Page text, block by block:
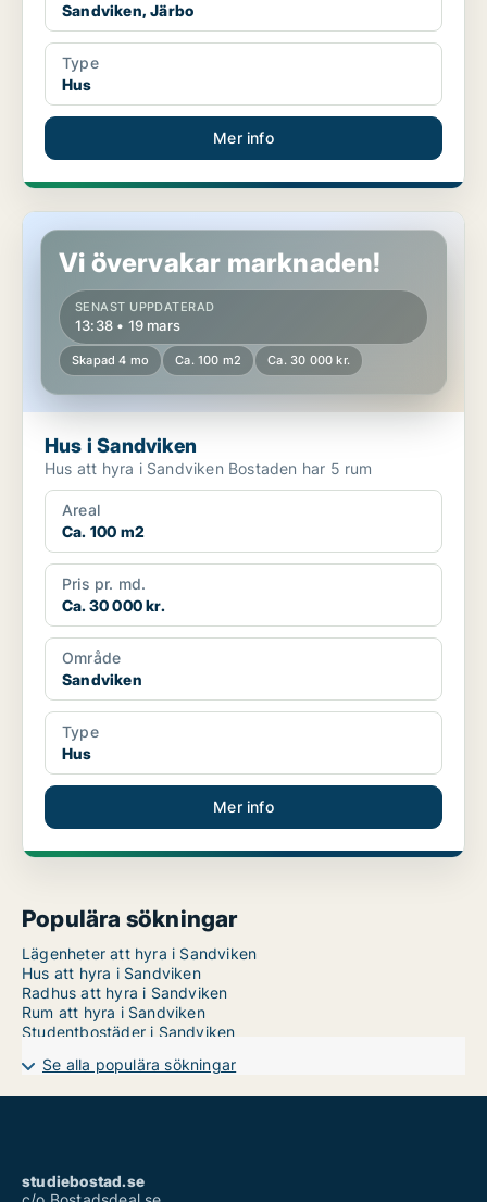
Sandviken, Järbo
Type
Hus
Mer info
Hus i Sandviken
Vi övervakar marknaden!
SENAST UPPDATERAD
13:38 • 19 mars
Skapad 4 mo Ca. 100 m2 Ca. 30 000 kr.
Hus i Sandviken
Hus att hyra i Sandviken Bostaden har 5 rum
Areal
Ca. 100 m2
Pris pr. md.
Ca. 30 000 kr.
Område
Sandviken
Type
Hus
Mer info
Populära sökningar
Lägenheter att hyra i Sandviken
Hus att hyra i Sandviken
Radhus att hyra i Sandviken
Rum att hyra i Sandviken
Studentbostäder i Sandviken
Se alla populära sökningar
studiebostad.se